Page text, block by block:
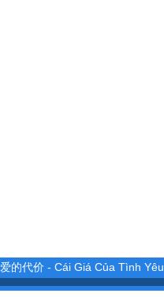
爱的代价 - Cái Giá Của Tình Yêu